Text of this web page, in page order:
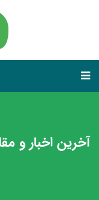
آخرین اخبار و